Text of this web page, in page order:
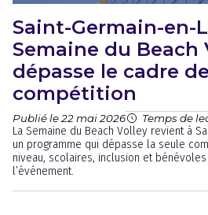
Saint-Germain-en-
Semaine du Beach
dépasse le cadre
compétition
Publié le 22 mai 2026 Temps de
La Semaine du Beach Volley revient à
un programme qui dépasse la seule
niveau, scolaires, inclusion et
l’événement.